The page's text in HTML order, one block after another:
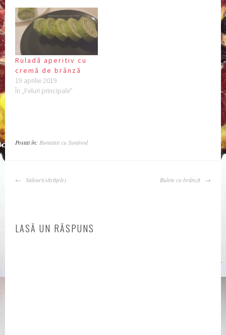
Ruladă aperitiv cu
cremă de brânză
19 aprilie 2019
În „Feluri principale”
Postat în: Bunatati cu Sunfood
NAVIGARE
Saleuri(sărățele) Bulete cu brânză
LASĂ UN RĂSPUNS